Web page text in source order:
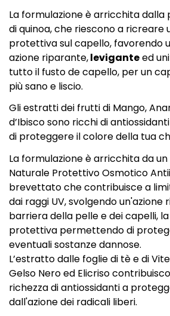
La formulazione è arricchita dalla
di quinoa, che riescono a ricreare
protettiva sul capello, favorendo
azione riparante,leviganteed
tutto il fusto de capello, per un
più sano e liscio.
Gli estratti dei frutti di Mango,
d’Ibisco sono ricchi di
di proteggere il colore della tua
La formulazione è arricchita da
Naturale Protettivo Osmotico
brevettato che contribuisce a
dai raggi UV, svolgendo un'azione
barriera della pelle e dei capelli,
protettiva permettendo di
eventuali sostanze dannose.
L’estratto dalle foglie di tè e di
Gelso Nero ed Elicriso
richezza di antiossidanti a
dall'azione dei radicali liberi.